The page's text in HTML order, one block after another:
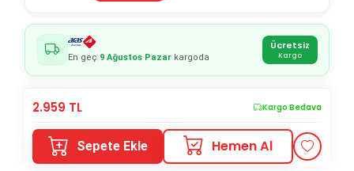
En geç 9 Ağustos Pazar kargoda
Ücretsiz
Kargo
2.959 TL Kargo Bedava
Sepete Ekle Hemen Al